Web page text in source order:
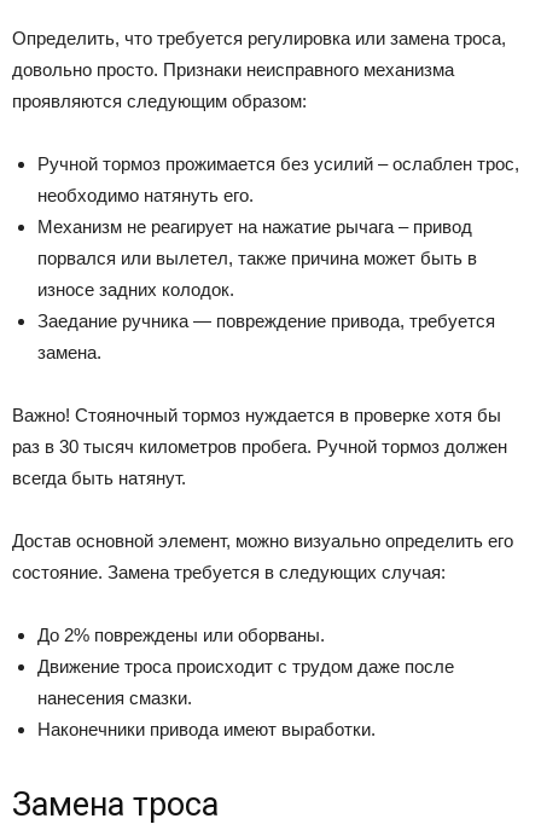
Определить, что требуется регулировка или замена троса,
довольно просто. Признаки неисправного механизма
проявляются следующим образом:
Ручной тормоз прожимается без усилий – ослаблен трос,
необходимо натянуть его.
Механизм не реагирует на нажатие рычага – привод
порвался или вылетел, также причина может быть в
износе задних колодок.
Заедание ручника — повреждение привода, требуется
замена.
Важно! Стояночный тормоз нуждается в проверке хотя бы
раз в 30 тысяч километров пробега. Ручной тормоз должен
всегда быть натянут.
Достав основной элемент, можно визуально определить его
состояние. Замена требуется в следующих случая:
До 2% повреждены или оборваны.
Движение троса происходит с трудом даже после
нанесения смазки.
Наконечники привода имеют выработки.
Замена троса